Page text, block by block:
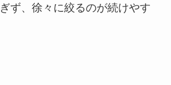
ず、徐々に絞るのが続けやす